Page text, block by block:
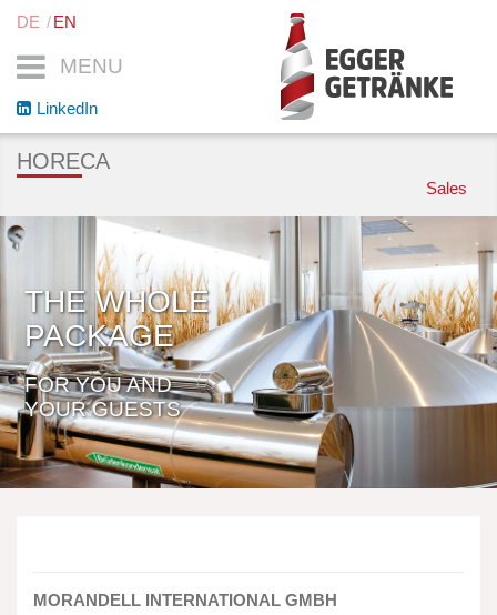
MENU
DE EN
LinkedIn
HORECA
Sales
THE WHOLE
PACKAGE
FOR YOU AND
YOUR GUESTS
MORANDELL INTERNATIONAL GMBH